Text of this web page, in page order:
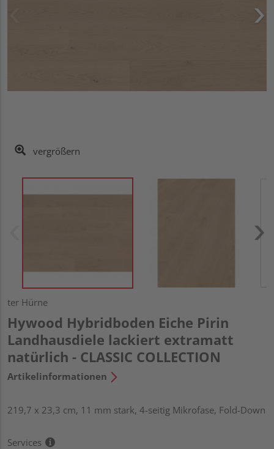
vergrößern
ter Hürne
Hywood Hybridboden Eiche Pirin
Landhausdiele lackiert extramatt
natürlich - CLASSIC COLLECTION
Artikelinformationen
219,7 x 23,3 cm, 11 mm stark, 4-seitig Mikrofase, Fold-Down
Services